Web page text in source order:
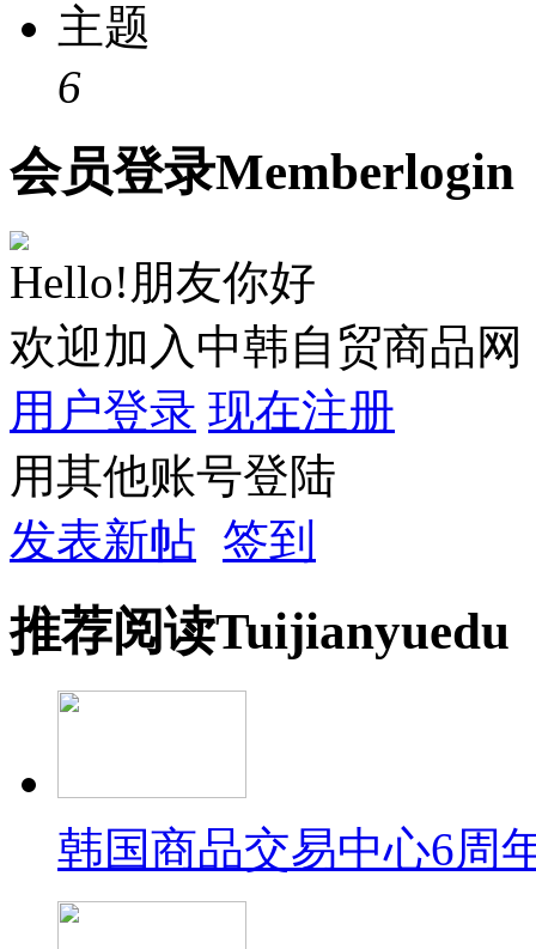
主题
6
会员登录Memberlogin
Hello!朋友你好
欢迎加入中韩自贸商品网
用户登录 现在注册
用其他账号登陆
发表新帖 签到
推荐阅读Tuijianyuedu
韩国商品交易中心6周